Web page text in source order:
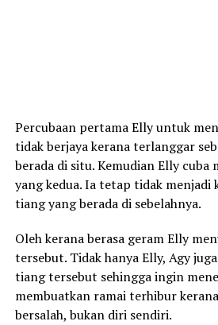
Percubaan pertama Elly untuk
tidak berjaya kerana terlanggar
berada di situ. Kemudian Elly cuba
yang kedua. Ia tetap tidak menjadi
tiang yang berada di sebelahnya.
Oleh kerana berasa geram Elly
tersebut. Tidak hanya Elly, Agy
tiang tersebut sehingga ingin
membuatkan ramai terhibur
bersalah, bukan diri sendiri.